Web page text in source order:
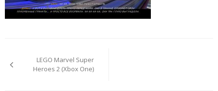
записямLEGO Marvel Super
Heroes 2 (Xbox One)